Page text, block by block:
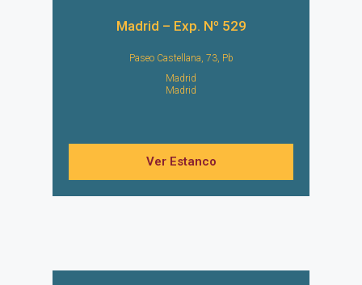
Madrid – Exp. Nº 529
Paseo Castellana, 73, Pb
Madrid
Madrid
Ver Estanco